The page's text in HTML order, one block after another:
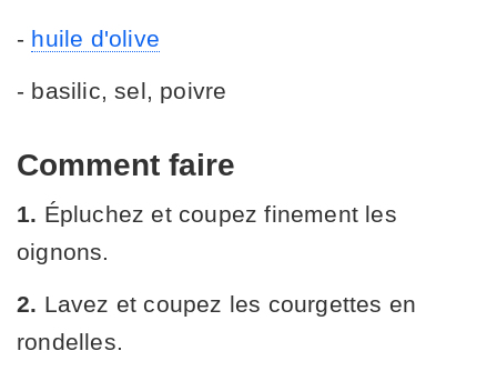
- huile d'olive
- basilic, sel, poivre
Comment faire
1. Épluchez et coupez finement les
oignons.
2. Lavez et coupez les courgettes en
rondelles.